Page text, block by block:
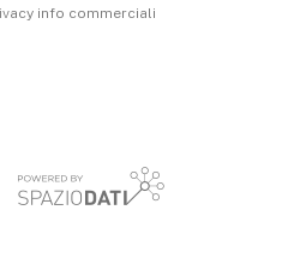
info commerciali